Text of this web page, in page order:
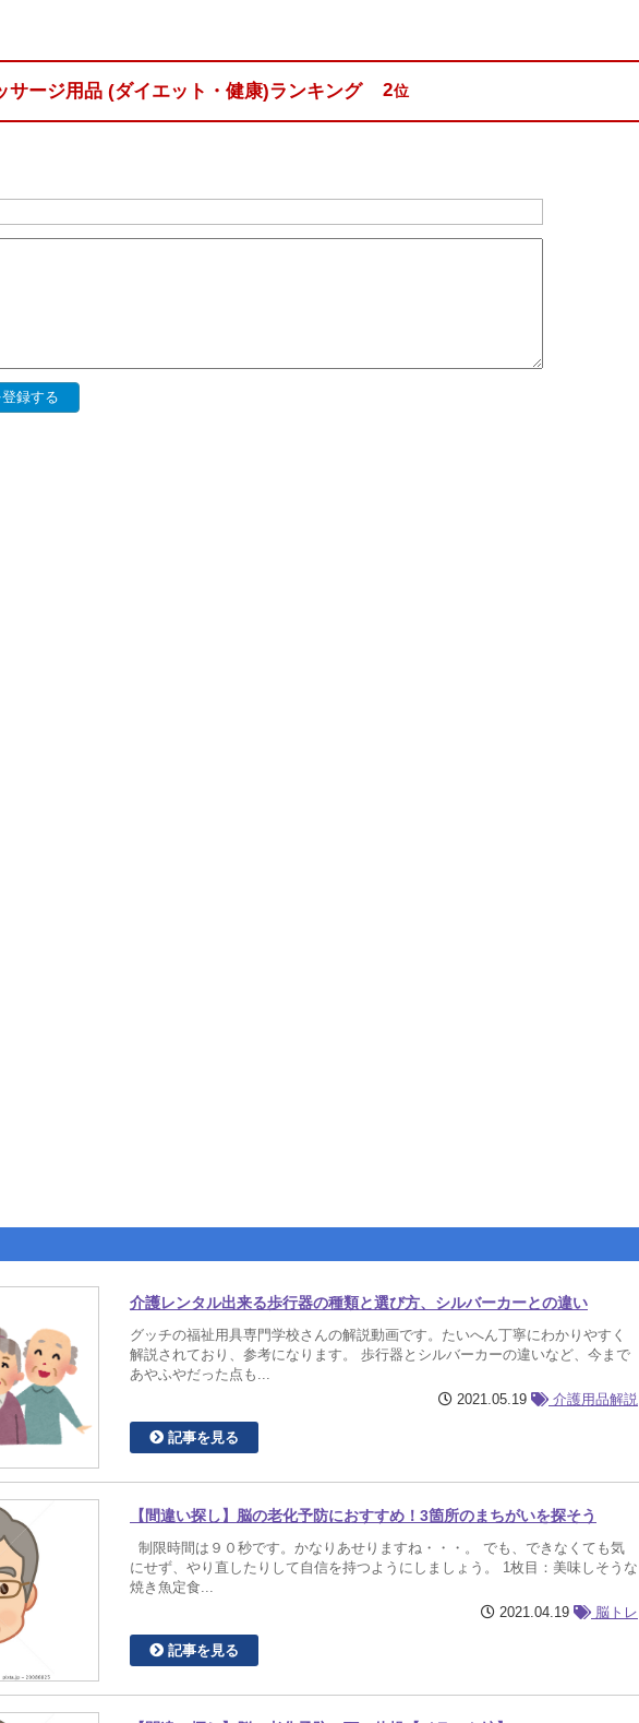
サージ用品 (ダイエット・健康)ランキング 2位
介護レンタル出来る歩行器の種類と選び方、シルバーカーとの違い
グッチの福祉用具専門学校さんの解説動画です。たいへん丁寧にわかりやすく
解説されており、参考になります。 歩行器とシルバーカーの違いなど、今まで
あやふやだった点も...
2021.05.19
介護用品解説
記事を見る
【間違い探し】脳の老化予防におすすめ！3箇所のまちがいを探そう
制限時間は９０秒です。かなりあせりますね・・・。 でも、できなくても気
にせず、やり直したりして自信を持つようにしましょう。 1枚目：美味しそうな
焼き魚定食...
2021.04.19
脳トレ
記事を見る